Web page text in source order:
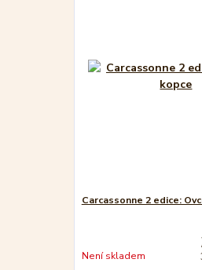
Carcassonne 2 edice:
Není skladem